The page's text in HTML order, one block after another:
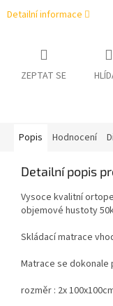
Detailní informace
ZEPTAT SE
Popis Hodnocení
Detailní popis
Vysoce kvalitní o
objemové hustoty
Skládací matrace
Matrace se
rozměr : 2x